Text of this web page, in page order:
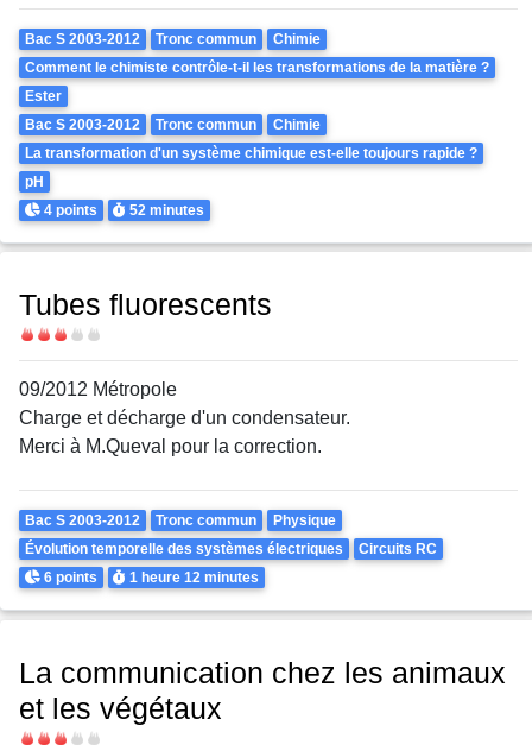
Theme
Bac S 2003-2012 Tronc commun
Chimie
Comment le chimiste contrôle-t-il les transformations de la matière ?
Ester
Bac S 2003-2012
Tronc commun
Chimie
La transformation d'un système chimique est-elle toujours rapide ?
pH
Points
4 points Durée
52 minutes
Tubes fluorescents
Difficulté
09/2012 Métropole
Charge et décharge d'un condensateur.
Merci à M.Queval pour la correction.
Theme
Bac S 2003-2012 Tronc commun
Physique
Évolution temporelle des systèmes électriques
Circuits RC
Points
6 points Durée
1 heure12 minutes
La communication chez les animaux
et les végétaux
Difficulté